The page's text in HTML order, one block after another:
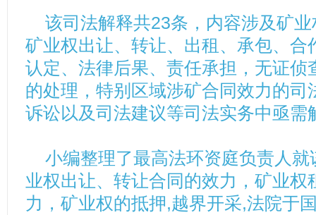
该司法解释共23条，内容涉及矿
矿业权出让、转让、出租、承包、合
认定、法律后果、责任承担，无证侦
的处理，特别区域涉矿合同效力的司
诉讼以及司法建议等司法实务中亟需
小编整理了最高法环资庭负责人
业权出让、转让合同的效力，矿业权
力，矿业权的抵押,越界开采,法院于